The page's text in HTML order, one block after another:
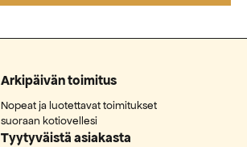
Arkipäivän toimitus
Nopeat ja luotettavat toimitukset
suoraan kotiovellesi
Tyytyväistä asiakasta